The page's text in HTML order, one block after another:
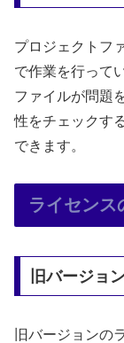
プロジェクトフ
で作業を行って
ファイルが問題
性をチェックす
できます。
ライセンス
旧バージョ
旧バージョンの